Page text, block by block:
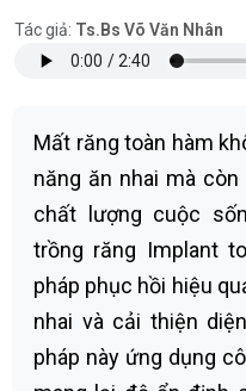
Tác giả: Ts.Bs Võ Văn Nhân
Mất răng toàn hàm
năng ăn nhai mà
chất lượng cuộc
trồng răng Implant
pháp phục hồi hiệu
nhai và cải thiện
pháp này ứng dụng